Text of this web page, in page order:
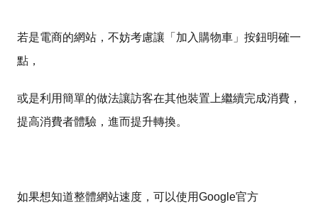
若是電商的網站，不妨考慮讓「加入購物車」按鈕明確一
點，
或是利用簡單的做法讓訪客在其他裝置上繼續完成消費，
提高消費者體驗，進而提升轉換。
如果想知道整體網站速度，可以使用Google官方